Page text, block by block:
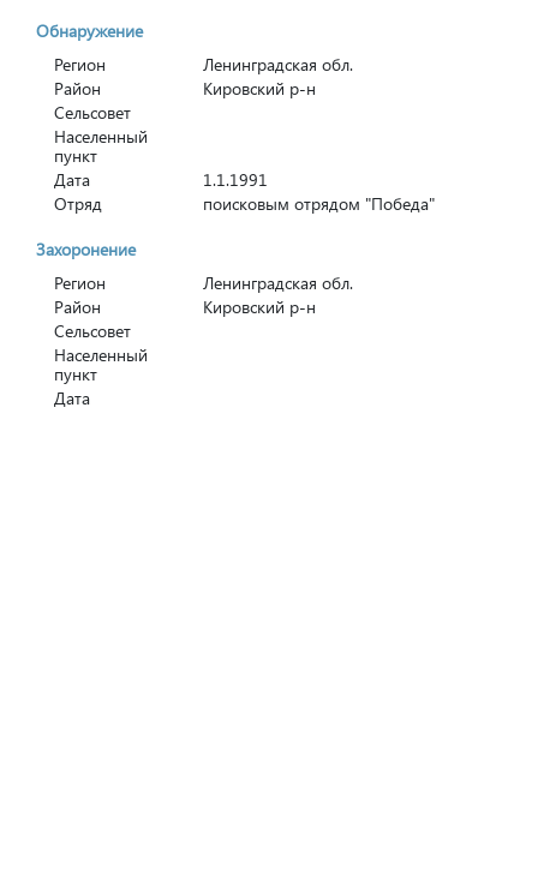
Обнаружение
Регион
Ленинградская обл.
Район
Кировский р-н
Сельсовет
Населенный
пункт
Дата
1.1.1991
Отряд
поисковым отрядом "Победа"
Захоронение
Регион
Ленинградская обл.
Район
Кировский р-н
Сельсовет
Населенный
пункт
Дата